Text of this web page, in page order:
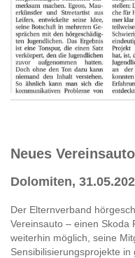
Neues
Dolomiten,
Der Elternverband
Vereinsauto – einen Skoda
weiterhin möglich, seine
Sensibilisierungsprojekte in